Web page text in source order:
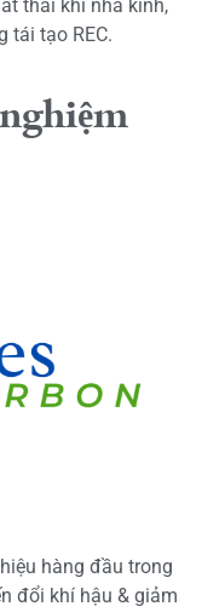
thải khí nhà kính,
tái tạo REC.
hàng đầu trong
đổi khí hậu & giảm